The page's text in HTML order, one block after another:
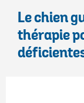
Le chien
thérapie